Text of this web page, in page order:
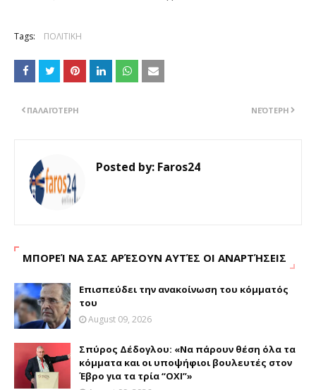
Tags: ΠΟΛΙΤΙΚΗ
ΝΕΌΤΕΡΗ
ΠΑΛΑΙΌΤΕΡΗ
Posted by: Faros24
ΜΠΟΡΕΊ ΝΑ ΣΑΣ ΑΡΈΣΟΥΝ ΑΥΤΈΣ ΟΙ ΑΝΑΡΤΉΣΕΙΣ
Επισπεύδει την ανακοίνωση του κόμματός
του
August 09, 2026
Σπύρος Δέδογλου: «Να πάρουν θέση όλα τα
κόμματα και οι υποψήφιοι βουλευτές στον
Έβρο για τα τρία “ΟΧΙ”»